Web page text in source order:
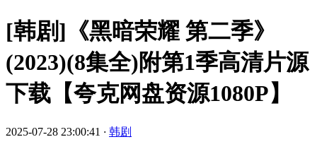
[韩剧]《黑暗荣耀 第二季》
(2023)(8集全)附第1季高清片源
下载【夸克网盘资源1080P】
2025-07-28 23:00:41 · 韩剧